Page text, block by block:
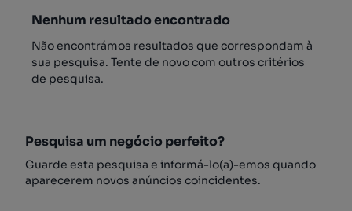
Nenhum resultado encontrado
Não encontrámos resultados que correspondam à
sua pesquisa. Tente de novo com outros critérios
de pesquisa.
Pesquisa um negócio perfeito?
Guarde esta pesquisa e informá-lo(a)-emos quando
aparecerem novos anúncios coincidentes.